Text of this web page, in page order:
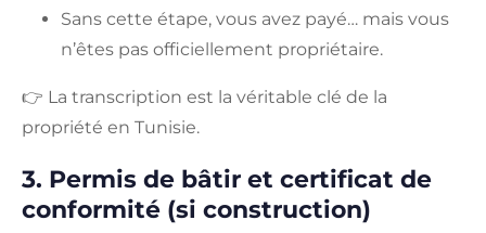
Sans cette étape, vous avez payé… mais vous
n’êtes pas officiellement propriétaire.
👉 La transcription est la véritable clé de la
propriété en Tunisie.
3. Permis de bâtir et certificat de
conformité (si construction)